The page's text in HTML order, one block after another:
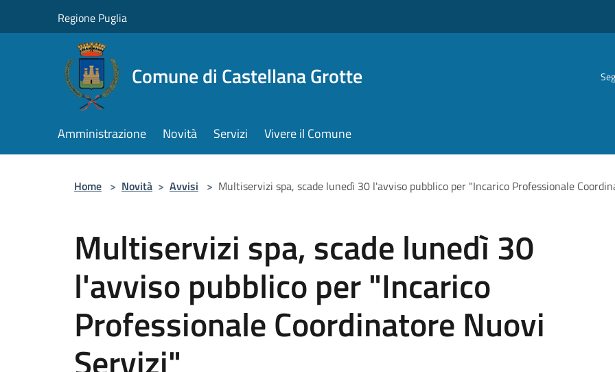
Regione Puglia
Comune di Castellana Grotte
Amministrazione Novità Servizi Vivere il Comune
Home > Novità > Avvisi > Multiservizi spa, scade lunedì 30 l'avviso pubblico per "Incarico Professionale
Multiservizi spa, scade lunedì 30
l'avviso pubblico per "Incarico
Professionale Coordinatore Nuovi